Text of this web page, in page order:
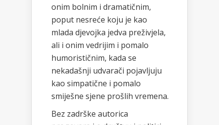
onim bolnim i dramatičnim,
poput nesreće koju je kao
mlada djevojka jedva preživjela,
ali i onim vedrijim i pomalo
humorističnim, kada se
nekadašnji udvarači pojavljuju
kao simpatične i pomalo
smiješne sjene prošlih vremena.
Bez zadrške autorica